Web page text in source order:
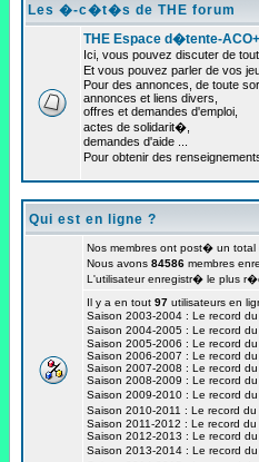
Les �-c�t�s de THE forum
THE Espace d�tente-
Ici, vous pouvez discuter de
Et vous pouvez parler de vos
Pour des annonces, de toute
annonces et liens divers,
offres et demandes d'emploi,
actes de solidarit�,
demandes d'aide ...
Pour obtenir des
Qui est en ligne ?
Nos membres ont post� un total
Nous avons 84586 membres
L'utilisateur enregistr� le plus
Il y a en tout 97 utilisateurs en
Saison 2003-2004 : Le record
Saison 2004-2005 : Le record
Saison 2005-2006 : Le record
Saison 2006-2007 : Le record
Saison 2007-2008 : Le record
Saison 2008-2009 : Le record
Saison 2009-2010 : Le record
Saison 2010-2011 : Le record
Saison 2011-2012 : Le record
Saison 2012-2013 : Le record
Saison 2013-2014 : Le record